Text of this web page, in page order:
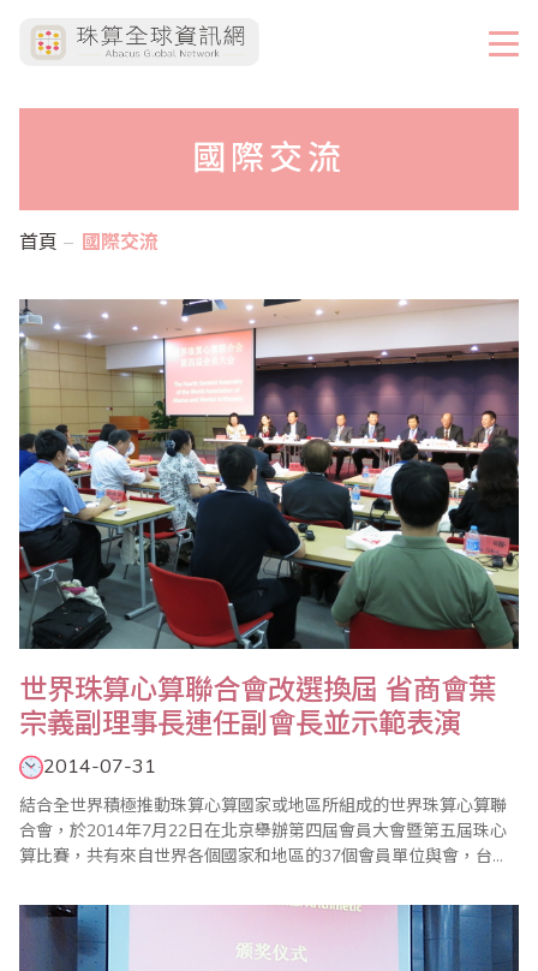
國際交流
首頁 國際交流
世界珠算心算聯合會改選換屆 省商會葉
宗義副理事長連任副會長並示範表演
2014-07-31
結合全世界積極推動珠算心算國家或地區所組成的世界珠算心算聯
合會，於2014年7月22日在北京舉辦第四屆會員大會暨第五屆珠心
算比賽，共有來自世界各個國家和地區的37個會員單位與會，台灣
長、台北市珠算心算學會楊程焰理事長、桃園縣多元教育發展協會
施美鈴理事長等出席，以及林敏發、陳賀斌、蔡雅秋等老師與會。
本次大會由於去年（2013）12月聯合國教科文..